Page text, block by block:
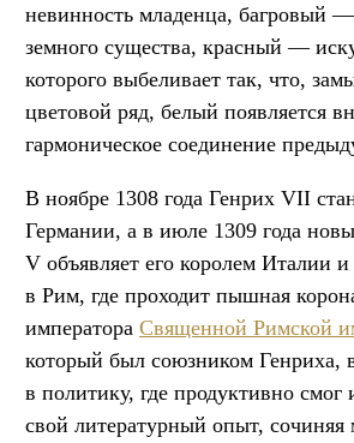
невинность младенца, багровый
земного существа, красный —
которого выбеливает так, что,
цветовой ряд, белый появляется
гармоническое соединение
В ноябре 1308 года Генрих VII
Германии, а в июле 1309 года
V объявляет его королем Италии
в Рим, где проходит пышная
императора Священной Римской
который был союзником Генриха,
в политику, где продуктивно смог
свой литературный опыт, сочиняя